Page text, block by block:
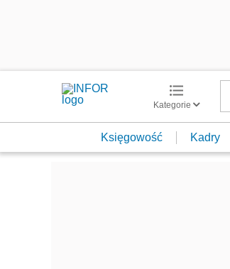
Kategorie
Księgowość Kadry